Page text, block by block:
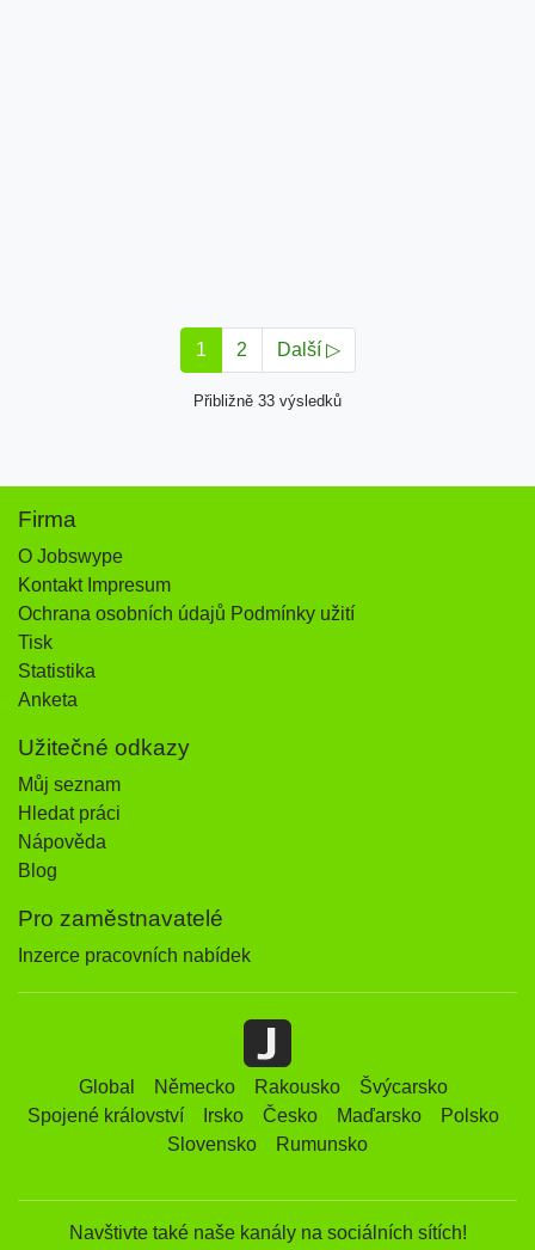
1 2 Další ▷
Přibližně 33 výsledků
Firma
O Jobswype
Kontakt Impresum
Ochrana osobních údajů Podmínky užití
Tisk
Statistika
Anketa
Užitečné odkazy
Můj seznam
Hledat práci
Nápověda
Blog
Pro zaměstnavatelé
Inzerce pracovních nabídek
Global Německo Rakousko
Švýcarsko
Spojené království
Irsko Česko Maďarsko
Polsko
Slovensko
Rumunsko
Navštivte také naše kanály na sociálních sítích!